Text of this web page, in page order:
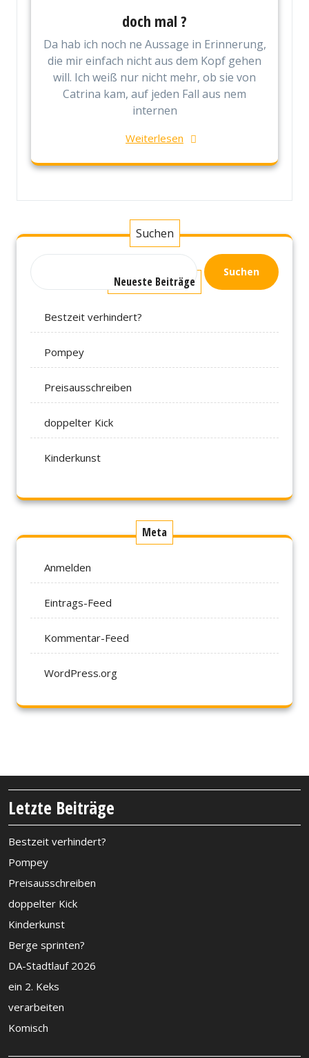
doch mal ?
Da hab ich noch ne Aussage in Erinnerung,
die mir einfach nicht aus dem Kopf gehen
will. Ich weiß nur nicht mehr, ob sie von
Catrina kam, auf jeden Fall aus nem
internen
Weiterlesen
Suchen
Suchen
Neueste Beiträge
Bestzeit verhindert?
Pompey
Preisausschreiben
doppelter Kick
Kinderkunst
Meta
Anmelden
Eintrags-Feed
Kommentar-Feed
WordPress.org
Letzte Beiträge
Bestzeit verhindert?
Pompey
Preisausschreiben
doppelter Kick
Kinderkunst
Berge sprinten?
DA-Stadtlauf 2026
ein 2. Keks
verarbeiten
Komisch